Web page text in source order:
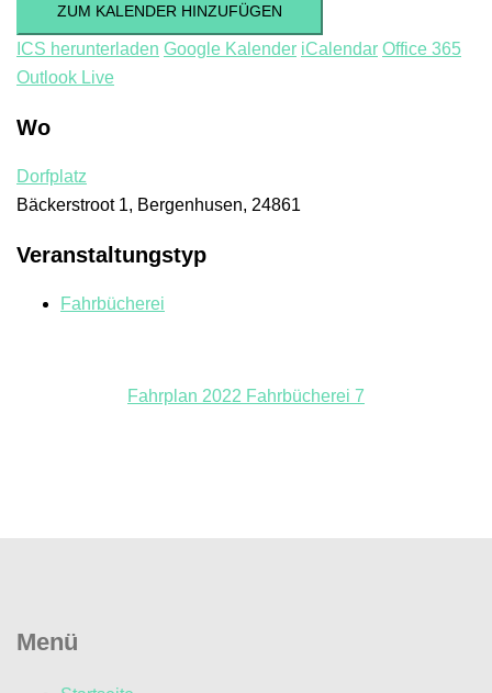
ZUM KALENDER HINZUFÜGEN
ICS herunterladen Google Kalender iCalendar Office 365
Outlook Live
Wo
Dorfplatz
Bäckerstroot 1, Bergenhusen, 24861
Veranstaltungstyp
Fahrbücherei
Fahrplan 2022 Fahrbücherei 7
Menü